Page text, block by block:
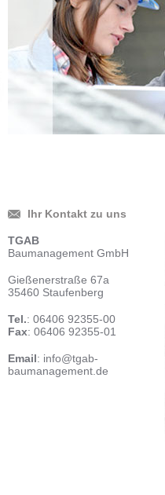
Ihr Kontakt zu uns
TGAB
Baumanage­ment GmbH
Gießenerstraße 67a
35460 Staufenberg
Tel.: 06406 92355-00
Fax: 06406 92355-01
Email: info@tgab-
baumanagement.de